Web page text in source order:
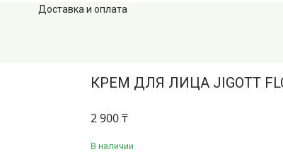
Доставка и оплата
КРЕМ ДЛЯ ЛИЦА JIGOTT
2 900 ₸
В наличии